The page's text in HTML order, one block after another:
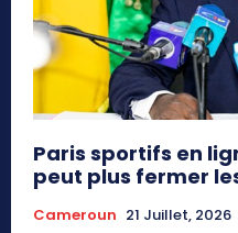
Paris sportifs en
peut plus fermer
Cameroun 21 Juillet, 2026